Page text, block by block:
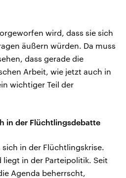
wird, dass sie sich
äußern würden. Da muss
dass gerade die
Arbeit, wie jetzt auch in
wichtiger Teil der
in der Flüchtlingsdebatte
in der Flüchtlingskrise.
liegt in der Parteipolitik. Seit
Agenda beherrscht,